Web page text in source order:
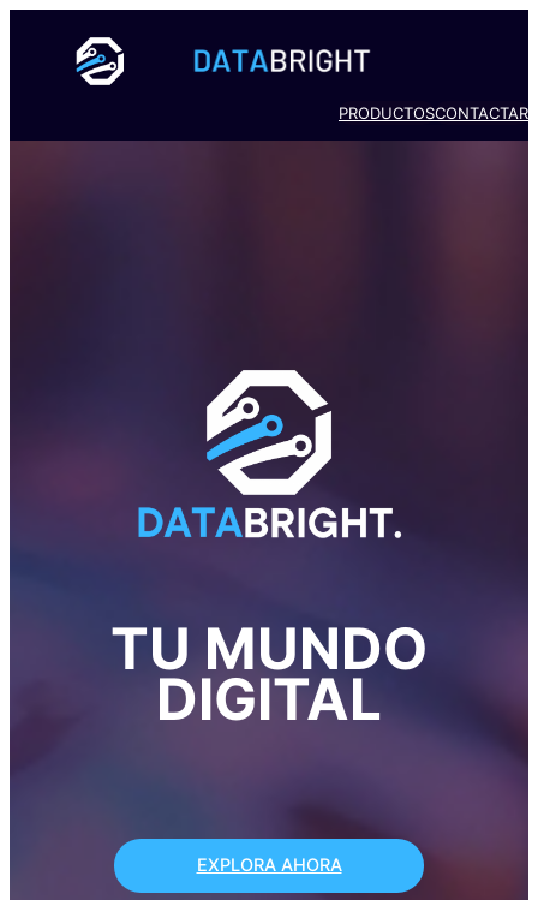
PRODUCTOSCONTACTAR
TU MUNDO
DIGITAL
EXPLORA AHORA